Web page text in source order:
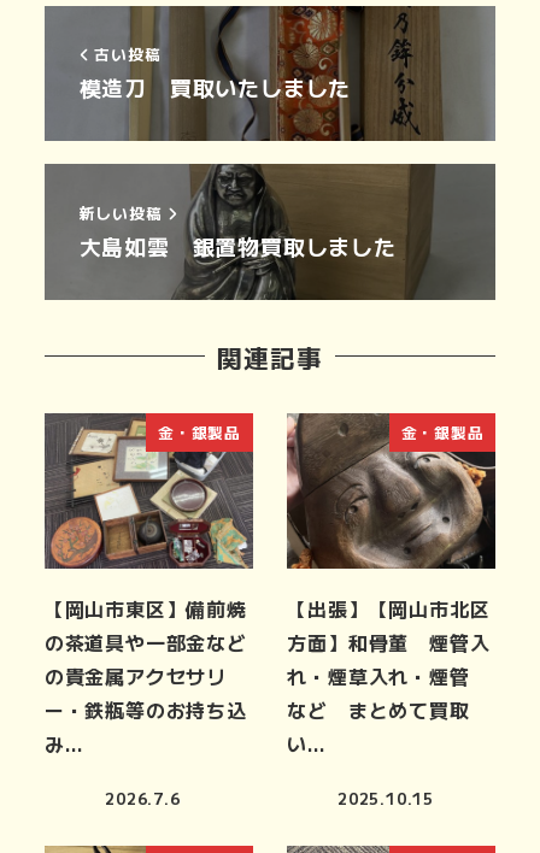
古い投稿
模造刀 買取いたしました
新しい投稿
大島如雲 銀置物買取しました
関連記事
金・銀製品
【岡山市東区】備前焼
の茶道具や一部金など
の貴金属アクセサリ
ー・鉄瓶等のお持ち込
み…
2026.7.6
金・銀製品
【出張】【岡山市北区
方面】和骨董 煙管入
れ・煙草入れ・煙管
など まとめて買取
い…
2025.10.15